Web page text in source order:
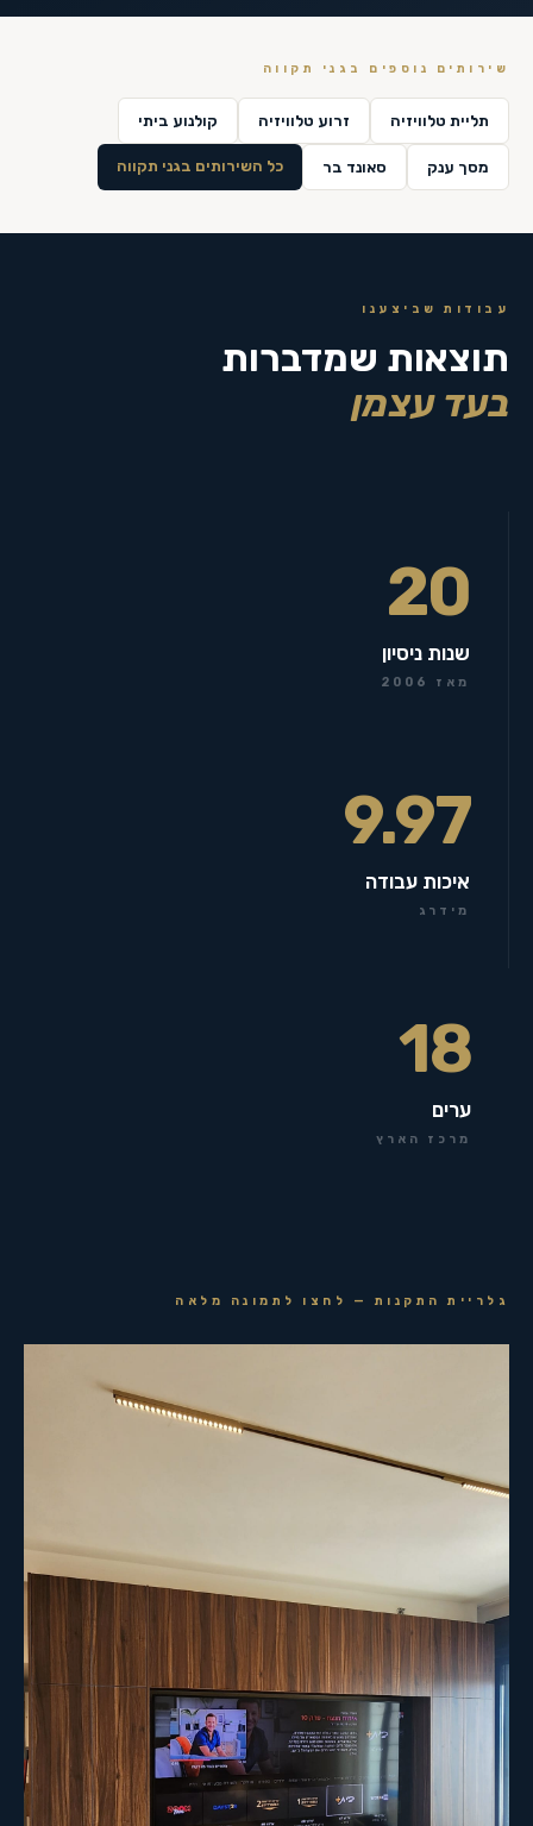
שירותים נוספים ב גני תקווה
תליית טלוויזיה זרוע טלוויזיה קולנוע ביתי
מסך ענק סאונד בר כל השירותים בגני תקווה
עבודות שביצענו
תוצאות שמדברות
בעד עצמן
20
שנות ניסיון
מאז 2006
9.97
איכות עבודה
מידרג
18
ערים
מרכז הארץ
גלריית התקנות — לחצו לתמונה מלאה